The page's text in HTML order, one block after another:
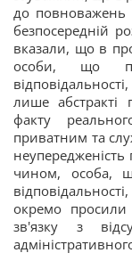
до повноважень
безпосередній
вказали, що в
особи, що
лише абстракті
факту
приватним та
неупередженість
чином, особа,
окремо просили
зв'язку з